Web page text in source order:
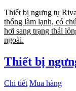
Thiết bị ngưng tụ
thống làm lạnh, có
hơi sang trạng thái
ngoài.
Thiết bị
Chi tiết Mua hàng